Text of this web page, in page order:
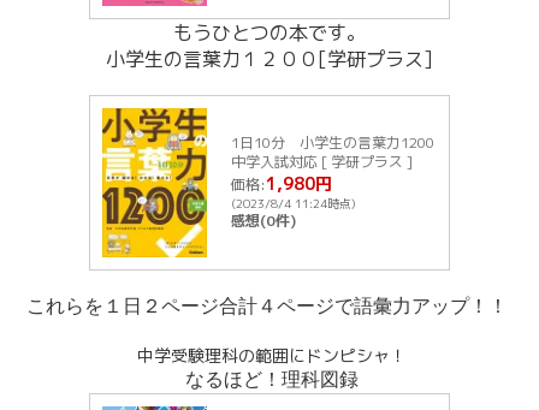
もうひとつの本です。
小学生の言葉力１２００[学研プラス]
1日10分 小学生の言葉力1200
中学入試対応 [ 学研プラス ]
価格:1,980円
(2023/8/4 11:24時点)
感想(0件)
これらを１日２ページ合計４ページで語彙力アップ！！
中学受験理科の範囲にドンピシャ！
なるほど！理科図録